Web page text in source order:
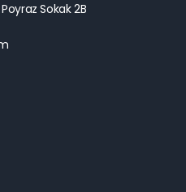
Sokak 2B